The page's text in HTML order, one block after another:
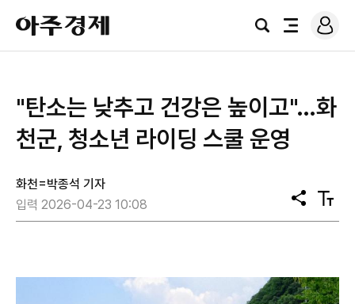
아
주
경
검
전
로
그
"탄소는 낮추고 건강은 높이고"…화
천군, 청소년 라이딩 스쿨 운영
화천=박종석 기자
입력 2026-04-23 10:08
공
유
텍
스